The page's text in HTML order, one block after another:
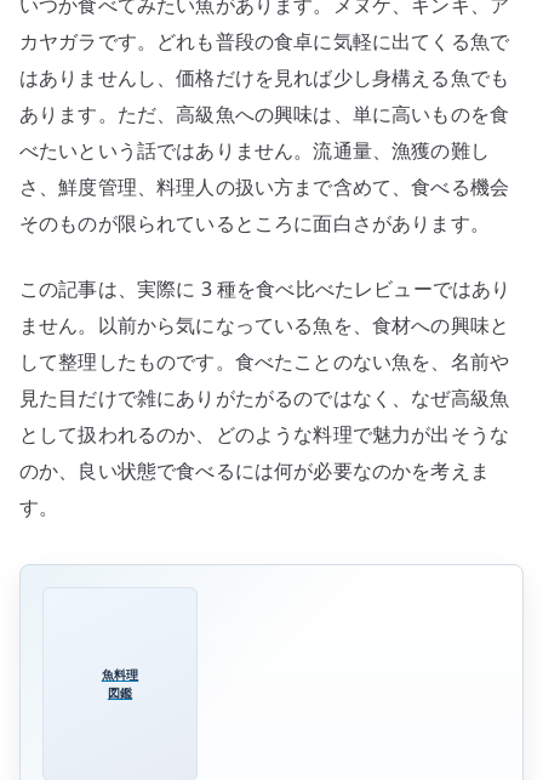
ガ
ラ
へ
の
へ
の
カヤガラです。どれも普段の食卓に気軽に出てくる魚で
はありませんし、価格だけを見れば少し身構える魚でも
あります。ただ、高級魚への興味は、単に高いものを食
べたいという話ではありません。流通量、漁獲の難し
さ、鮮度管理、料理人の扱い方まで含めて、食べる機会
そのものが限られているところに面白さがあります。
この記事は、実際に 3 種を食べ比べたレビューではあり
ません。以前から気になっている魚を、食材への興味と
して整理したものです。食べたことのない魚を、名前や
見た目だけで雑にありがたがるのではなく、なぜ高級魚
として扱われるのか、どのような料理で魅力が出そうな
のか、良い状態で食べるには何が必要なのかを考えま
す。
魚料理
図鑑